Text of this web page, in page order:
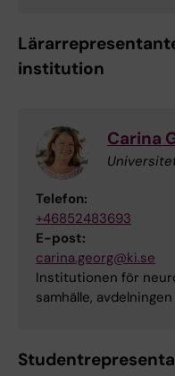
institution
Carina
Telefon:
+46852483693
E-post:
carina.georg@ki.se
Institutionen för
samhälle,